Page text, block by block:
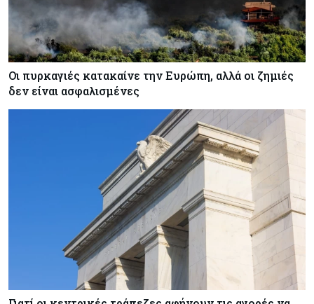
Οι πυρκαγιές κατακαίνε την Ευρώπη, αλλά οι ζημιές
δεν είναι ασφαλισμένες